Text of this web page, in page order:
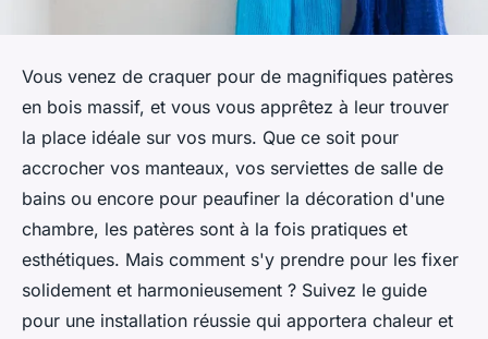
Vous venez de craquer pour de magnifiques patères
en bois massif, et vous vous apprêtez à leur trouver
la place idéale sur vos murs. Que ce soit pour
accrocher vos manteaux, vos serviettes de salle de
bains ou encore pour peaufiner la décoration d'une
chambre, les patères sont à la fois pratiques et
esthétiques. Mais comment s'y prendre pour les fixer
solidement et harmonieusement ? Suivez le guide
pour une installation réussie qui apportera chaleur et